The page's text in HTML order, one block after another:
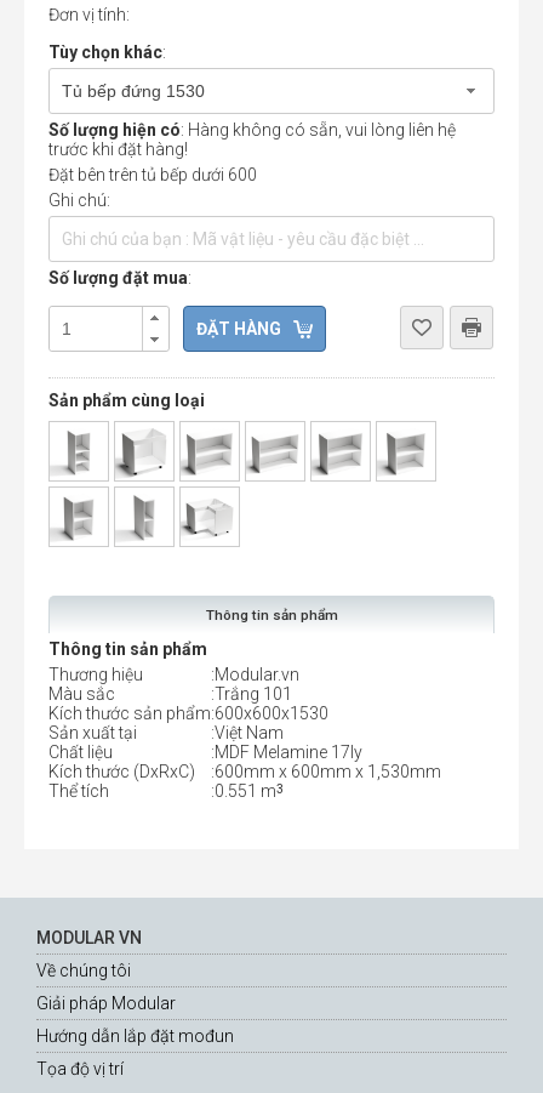
Đơn vị tính:
Tùy chọn khác:
Tủ bếp đứng 1530
Số lượng hiện có: Hàng không có sẵn, vui lòng liên hệ
trước khi đặt hàng!
Đặt bên trên tủ bếp dưới 600
Ghi chú:
Số lượng đặt mua:
Sản phẩm cùng loại
Thông tin sản phẩm
Thông tin sản phẩm
Thương hiệu
:Modular.vn
Màu sắc
:Trắng 101
Kích thước sản phẩm:600x600x1530
Sản xuất tại
:Việt Nam
Chất liệu
:MDF Melamine 17ly
Kích thước (DxRxC)
:600mm x 600mm x 1,530mm
Thể tích
:0.551 m3
MODULAR VN
Về chúng tôi
Giải pháp Modular
Hướng dẫn lắp đặt mođun
Tọa độ vị trí